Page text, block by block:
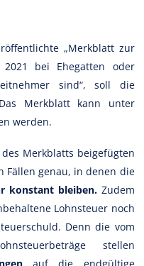
„Merkblatt zur
bei Ehegatten oder
sind“, soll die
Merkblatt kann unter
werden.
Merkblatts beigefügten
Fällen genau, in denen die
konstant bleiben.Zudem
Lohnsteuer noch
Denn die vom
stellen
auf die endgültige